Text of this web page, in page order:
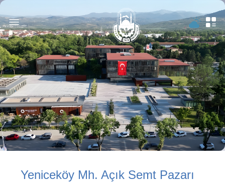
Yeniceköy Mh. Açık Semt Pazarı